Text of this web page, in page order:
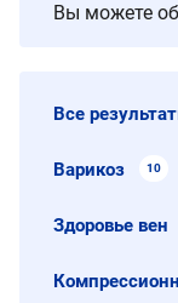
Вы можете
Все
Варикоз 10
Здоровье вен